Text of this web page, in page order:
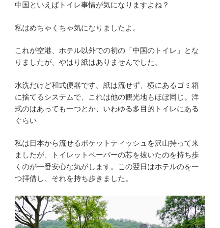
中国といえばトイレ事情が気になりますよね？
私はめちゃくちゃ気になりましたよ。
これが空港、ホテル以外での初の「中国のトイレ」とな
りましたが、やはり紙はありませんでした。
水洗だけど和式便器です。紙は流せず、横にあるゴミ箱
に捨てるシステムで、これは他の観光地もほぼ同じ。洋
式のはあっても一つとか、いわゆる多目的トイレにある
ぐらい
私は日本から流せるポケットティッシュを沢山持って来
ましたが、トイレットペーパーの芯を抜いたのを持ち歩
くのが一番安心な気がします。この翌日はホテルのを一
つ拝借し、それを持ち歩きました。